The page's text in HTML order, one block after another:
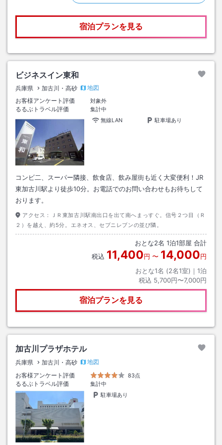
宿泊プランを見る
ビジネスイン東和
兵庫県 加古川・高砂
地図
お客様アンケート評価
対象外
るるぶトラベル評価
集計中
無線LAN
駐車場あり
コンビ二、スーパー隣接、飲食店、飲み屋街も近く大変便利！JR
東加古川駅より徒歩10分。お電話でのお問い合わせもお待ちして
おります。
アクセス：
ＪＲ東加古川駅南出口を出て南へまっすぐ。信号２つ目（Ｒ
２）を越え、約5分。エネオス、セブニレブンの並び隣。
おとな2名 1泊1部屋 合計
税込 11,400円 〜 14,000円
おとな1名 (2名1室)｜ 1泊
税込 5,700円〜7,000円
宿泊プランを見る
加古川プラザホテル
兵庫県 加古川・高砂
地図
お客様アンケート評価
83点
るるぶトラベル評価
集計中
駐車場あり